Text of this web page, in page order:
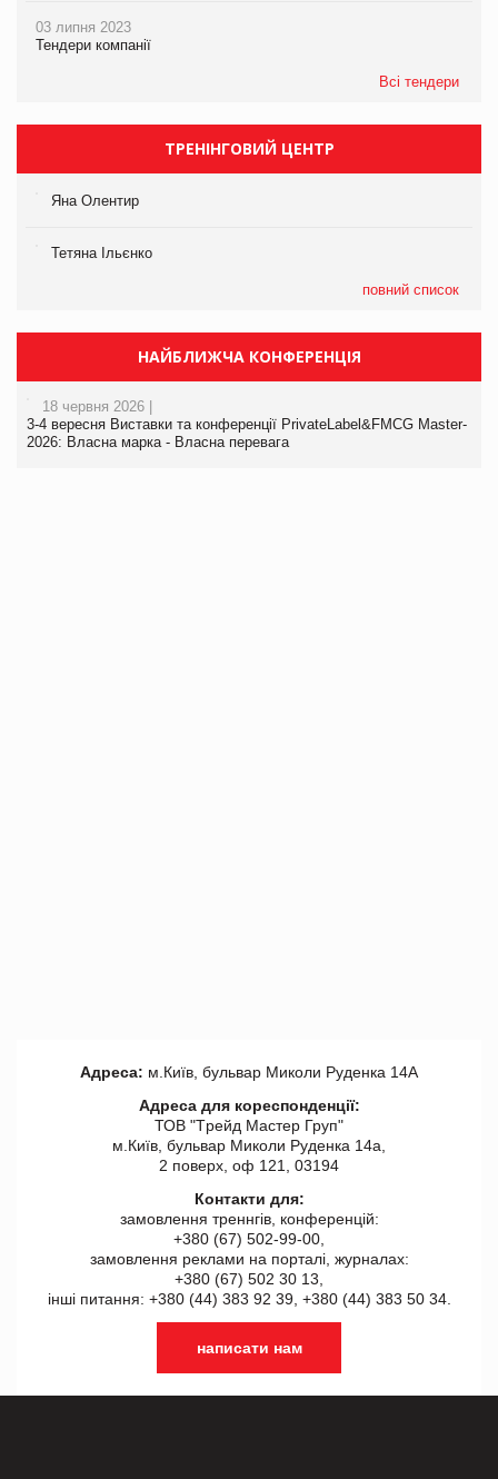
03 липня 2023
Тендери компанії
Всі тендери
ТРЕНІНГОВИЙ ЦЕНТР
Яна Олентир
Тетяна Ільєнко
повний список
НАЙБЛИЖЧА КОНФЕРЕНЦІЯ
18 червня 2026 |
3-4 вересня Виставки та конференції PrivateLabel&FMCG Master-
2026: Власна марка - Власна перевага
Адреса: м.Київ, бульвар Миколи Руденка 14А
Адреса для кореспонденції:
ТОВ "Tрейд Мастер Груп"
м.Київ, бульвар Миколи Руденка 14а,
2 поверх, оф 121, 03194
Контакти для:
замовлення треннгів, конференцій:
+380 (67) 502-99-00,
замовлення реклами на порталі, журналах:
+380 (67) 502 30 13,
інші питання: +380 (44) 383 92 39, +380 (44) 383 50 34.
написати нам